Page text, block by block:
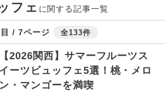
フェ に関する記事一覧
/ 7ページ 全133件
【2026関西】サマーフルーツス
イーツビュッフェ5選！桃・メロ
ン・マンゴーを満喫